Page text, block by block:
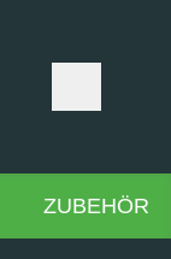
ZUBEHÖR